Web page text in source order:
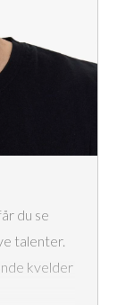
du se
talenter.
kvelder